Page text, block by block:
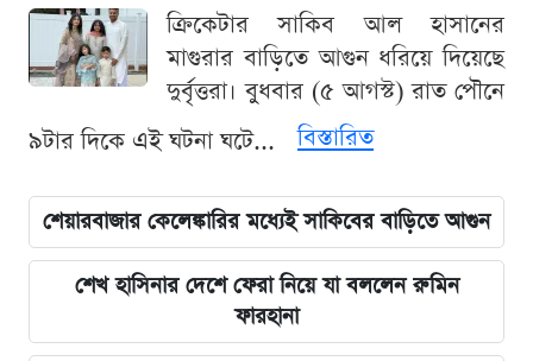
ক্রিকেটার সাকিব আল হাসানের
মাগুরার বাড়িতে আগুন ধরিয়ে দিয়েছে
দুর্বৃত্তরা। বুধবার (৫ আগস্ট) রাত পৌনে
৯টার দিকে এই ঘটনা ঘটে...
বিস্তারিত
শেয়ারবাজার কেলেঙ্কারির মধ্যেই সাকিবের বাড়িতে আগুন
শেখ হাসিনার দেশে ফেরা নিয়ে যা বললেন রুমিন
ফারহানা